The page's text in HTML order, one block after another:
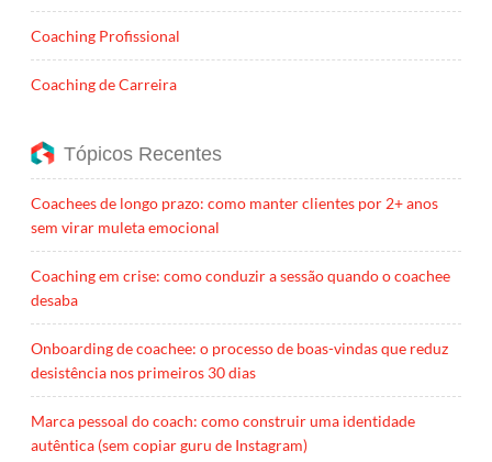
Coaching Profissional
Coaching de Carreira
Tópicos Recentes
Coachees de longo prazo: como manter clientes por 2+ anos
sem virar muleta emocional
Coaching em crise: como conduzir a sessão quando o coachee
desaba
Onboarding de coachee: o processo de boas-vindas que reduz
desistência nos primeiros 30 dias
Marca pessoal do coach: como construir uma identidade
autêntica (sem copiar guru de Instagram)